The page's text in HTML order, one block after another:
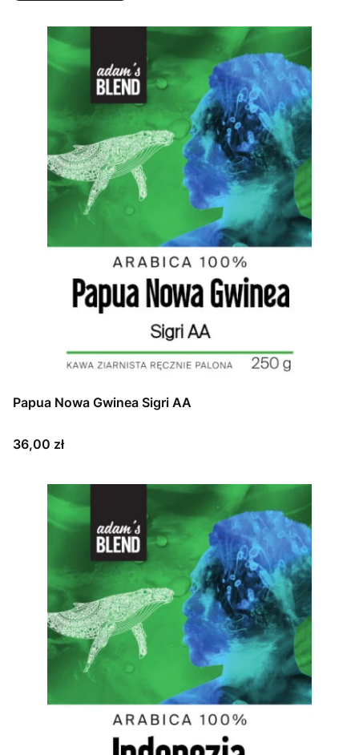
Papua Nowa Gwinea Sigri AA
Cena
36,00 zł